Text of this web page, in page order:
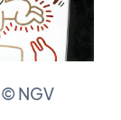
© NGV